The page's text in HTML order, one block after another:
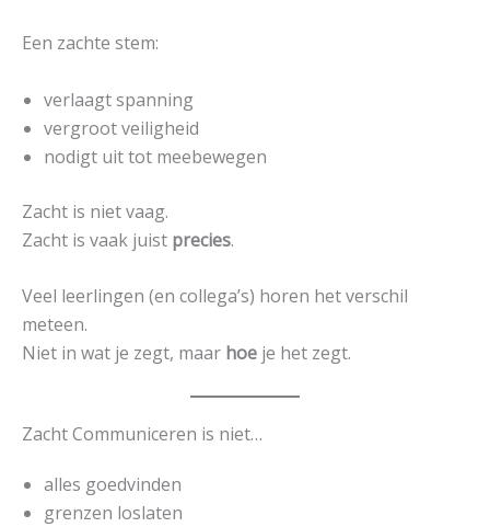
Een zachte stem:
verlaagt spanning
vergroot veiligheid
nodigt uit tot meebewegen
Zacht is niet vaag.
Zacht is vaak juist precies.
Veel leerlingen (en collega’s) horen het verschil
meteen.
Niet in wat je zegt, maar hoe je het zegt.
Zacht Communiceren is niet…
alles goedvinden
grenzen loslaten